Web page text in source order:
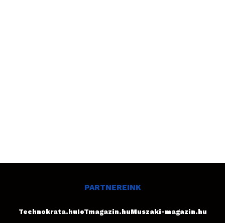
PARTNEREINK
Technokrata.huIoTmagazin.huMuszaki-magazin.hu